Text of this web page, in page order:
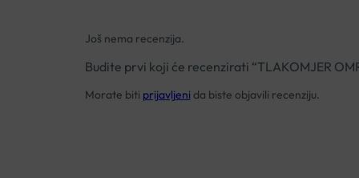
Još nema recenzija.
Budite prvi koji će recenzirati “TLAKOMJER
Morate biti prijavljeni da biste objavili recenziju.